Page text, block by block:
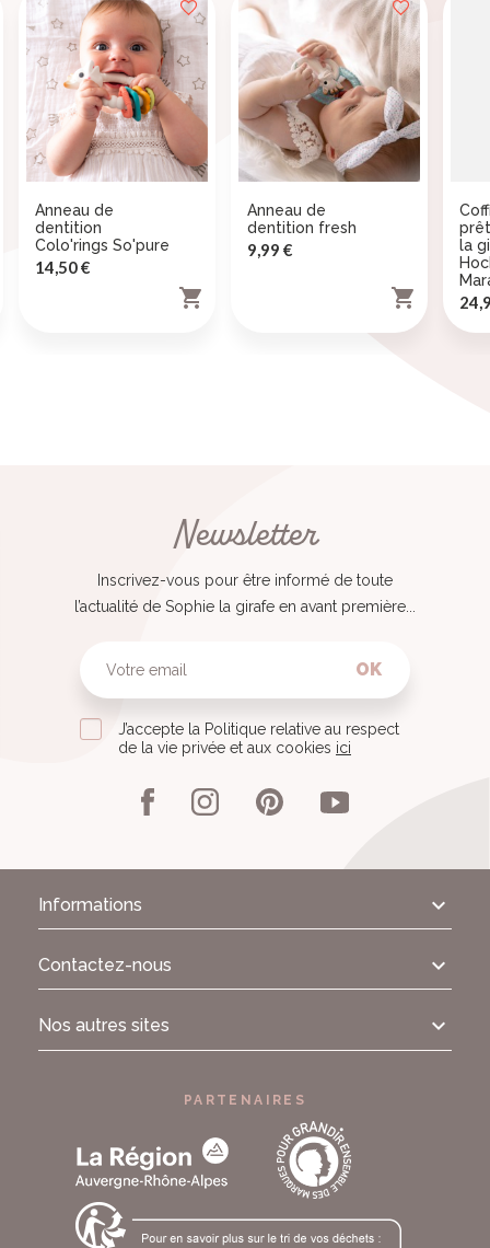
((cancelText))
((cancelText))
Anneau de
dentition
Colo'rings So'pure
Prix
14,50 €

Anneau de
dentition fresh
Prix
9,99 €

la
Prix
Newsletter
Inscrivez-vous pour être informé de toute
l’actualité de Sophie la girafe en avant première...
OK
J’accepte la Politique relative au respect
de la vie privée et aux cookies ici
Informations
Nos autres sites
Contactez-nous
PARTENAIRES